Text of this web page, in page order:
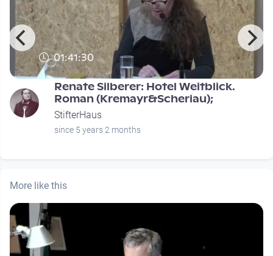
01:41:30
Renate Silberer: Hotel Weitblick.
Roman (Kremayr&Scheriau);
StifterHaus
since 5 years 2 months
More like this